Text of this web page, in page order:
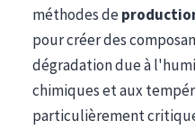
méthodes de
pour créer des
dégradation due à
chimiques et aux
particulièrement